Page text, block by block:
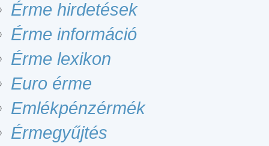
Érme hirdetések
Érme információ
Érme lexikon
Euro érme
Emlékpénzérmék
Érmegyűjtés